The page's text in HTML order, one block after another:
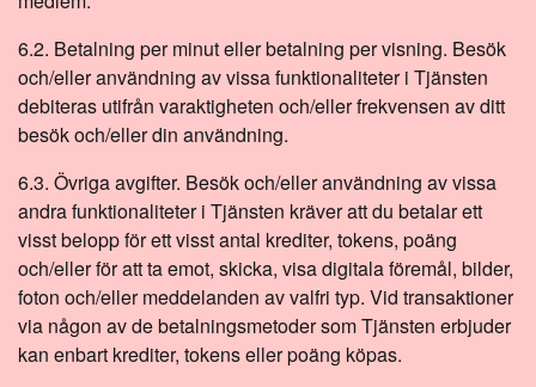
6.2. Betalning per minut eller betalning per visning. Besök
och/eller användning av vissa funktionaliteter i Tjänsten
debiteras utifrån varaktigheten och/eller frekvensen av ditt
besök och/eller din användning.
6.3. Övriga avgifter. Besök och/eller användning av vissa
andra funktionaliteter i Tjänsten kräver att du betalar ett
visst belopp för ett visst antal krediter, tokens, poäng
och/eller för att ta emot, skicka, visa digitala föremål, bilder,
foton och/eller meddelanden av valfri typ. Vid transaktioner
via någon av de betalningsmetoder som Tjänsten erbjuder
kan enbart krediter, tokens eller poäng köpas.